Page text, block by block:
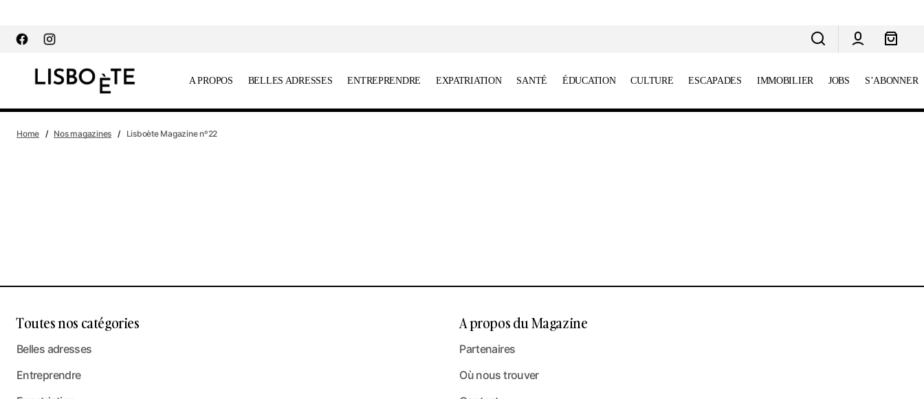
A PROPOS BELLES ADRESSES ENTREPRENDRE EXPATRIATION SANTÉ ÉDUCATION CULTURE ESCAPADES IMMOBILIER JOBS S’ABONNER
Home Nos magazines Lisboète Magazine nº22
Toutes nos catégories
Belles adresses
Entreprendre
A propos du Magazine
Partenaires
Où nous trouver